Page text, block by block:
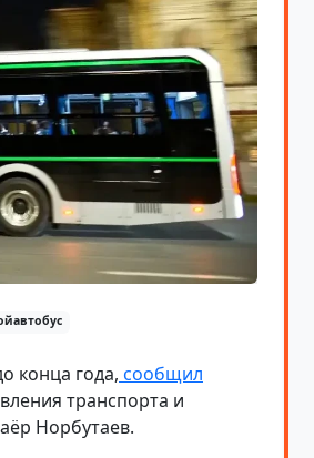
конца года, сообщил
транспорта и
Норбутаев.